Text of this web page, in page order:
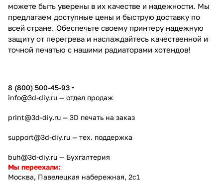
можете быть уверены в их качестве и надежности. Мы
предлагаем доступные цены и быструю доставку по
всей стране. Обеспечьте своему принтеру надежную
защиту от перегрева и наслаждайтесь качественной и
точной печатью с нашими радиаторами хотендов!
8 (800) 500-45-93
info@3d-diy.ru — отдел продаж
print@3d-diy.ru — 3D печать на заказ
support@3d-diy.ru — тех. поддержка
buh@3d-diy.ru — Бухгалтерия
Мы переехали:
Москва, Павелецкая набережная, 2с1